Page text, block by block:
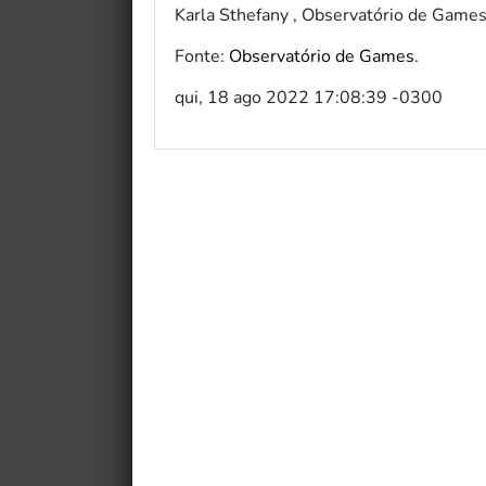
Karla Sthefany , Observatório de
Fonte: Observatório de Games.
qui, 18 ago 2022 17:08:39 -0300